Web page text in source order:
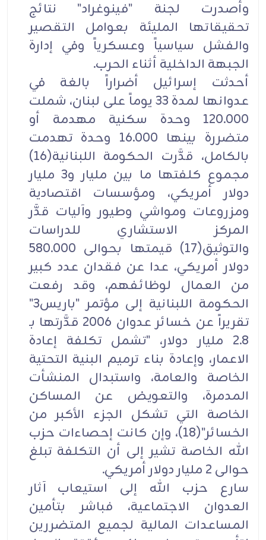
وأصدرت لجنة "فينوغراد" نتائج
تحقيقاتها المليئة بعوامل التقصير
والفشل سياسياً وعسكرياً وفي إدارة
الجبهة الداخلية أثناء الحرب.
أحدثت إسرائيل أضراراً بالغة في
عدوانها لمدة 33 يوماً على لبنان، شملت
120.000 وحدة سكنية مهدمة أو
متضررة بينها 16.000 وحدة تهدمت
بالكامل، قدَّرت الحكومة اللبنانية(16)
مجموع كلفتها ما بين مليار و3 مليار
دولار أمريكي، ومؤسسات اقتصادية
ومزروعات ومواشي وطيور وآليات قدَّر
المركز الاستشاري للدراسات
والتوثيق(17) قيمتها بحوالى 580.000
دولار أمريكي، عدا عن فقدان عدد كبير
من العمال لوظائفهم، وقد رفعت
الحكومة اللبنانية إلى مؤتمر "باريس3"
تقريراً عن خسائر عدوان 2006 قدَّرتها بـ
2.8 مليار دولار، "تشمل تكلفة إعادة
الاعمار، وإعادة بناء ترميم البنية التحتية
الخاصة والعامة، واستبدال المنشأت
المدمرة، والتعويض عن المساكن
الخاصة التي تشكل الجزء الأكبر من
الخسائر"(18)، وإن كانت إحصاءات حزب
الله الخاصة تشير إلى أن التكلفة تبلغ
حوالى 2 مليار دولار أمريكي.
سارع حزب الله إلى استيعاب آثار
العدوان الاجتماعية، فباشر بتأمين
المساعدات المالية لجميع المتضررين